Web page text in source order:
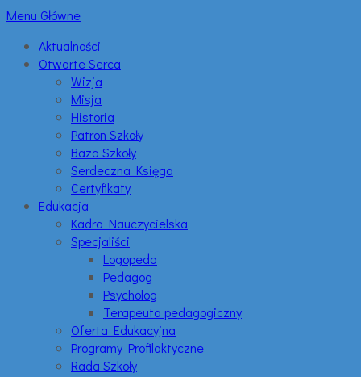
Menu Główne
Aktualności
Otwarte Serca
Wizja
Misja
Historia
Patron Szkoły
Baza Szkoły
Serdeczna Księga
Certyfikaty
Edukacja
Kadra Nauczycielska
Specjaliści
Logopeda
Pedagog
Psycholog
Terapeuta pedagogiczny
Oferta Edukacyjna
Programy Profilaktyczne
Rada Szkoły